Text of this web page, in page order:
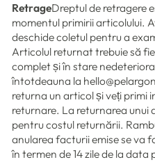
RetrageDreptul de retragere
momentul primirii articolului.
deschide coletul pentru a
Articolul returnat trebuie să
complet și în stare
întotdeauna la
returna un articol și veți primi
returnare. La returnarea unui
pentru costul returnării.
anularea facturii emise se va
în termen de 14 zile de la